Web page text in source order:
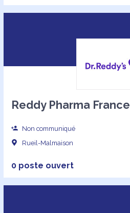
Reddy Pharma France
Non communiqué
Rueil-Malmaison
0 poste ouvert